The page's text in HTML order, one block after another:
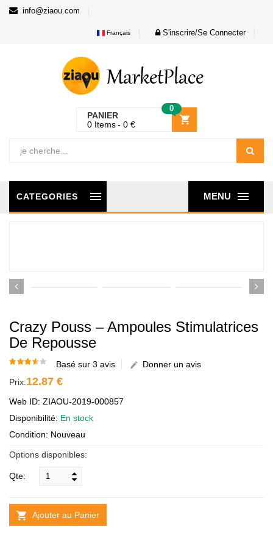
info@ziaou.com
Français S'inscrire/Se Connecter
PANIER
0
0 Items 0 €
MENU
CATEGORIES
Crazy Pouss – Ampoules Stimulatrices
De Repousse
Basé sur 3 avis
Donner un avis
Prix:12.87 €
Web ID: ZIAOU-2019-000857
Disponibilité: En stock
Condition: Nouveau
Options disponibles:
Qte:
Ajouter au Panier